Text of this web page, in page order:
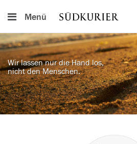
Menü
Wir lassen nur die Hand los,
nicht den Menschen.